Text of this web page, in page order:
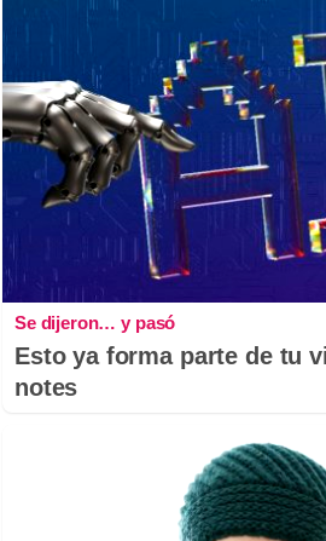
Se dijeron… y pasó
Esto ya forma parte de tu
notes